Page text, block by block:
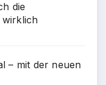
die
wirklich
– mit der neuen